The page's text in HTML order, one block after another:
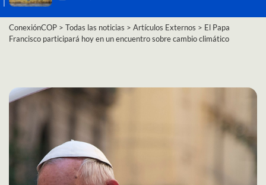
ConexiónCOP > Todas las noticias > Artículos Externos > El Papa
Francisco participará hoy en un encuentro sobre cambio climático